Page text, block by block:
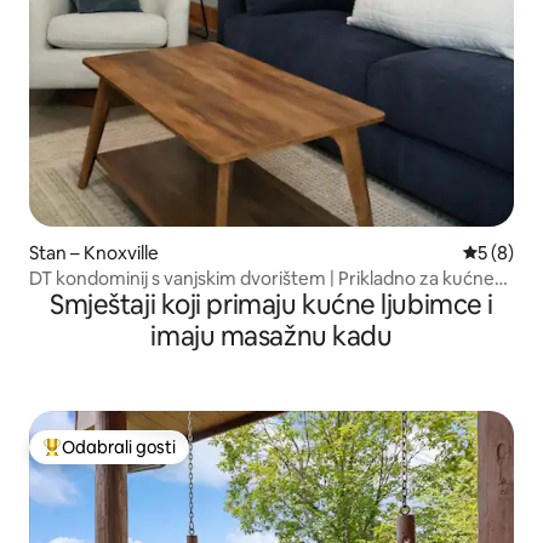
Stan – Knoxville
5 (8)
DT kondominij s vanjskim dvorištem | Prikladno za kućne
ljubimce!
Smještaji koji primaju kućne ljubimce i
imaju masažnu kadu
Među najviše rangiranima s oznakom „Odabrali gosti”
Odabrali gosti